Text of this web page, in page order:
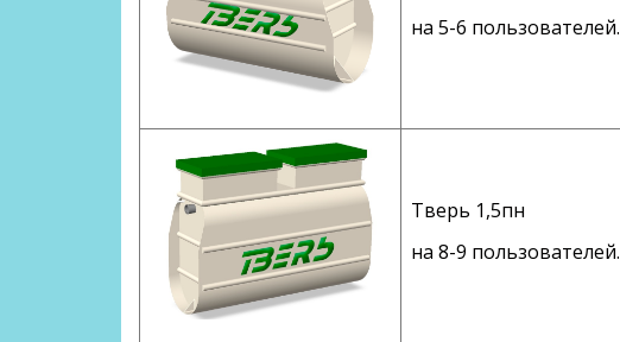
на 5-6 пользователей.
Тверь 1,5пн
на 8-9 пользователей.